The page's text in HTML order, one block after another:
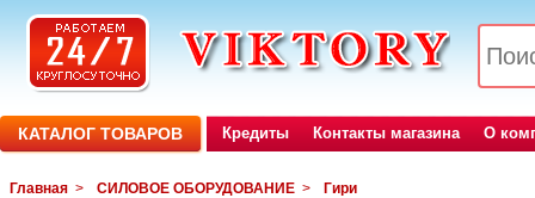
КАТАЛОГ ТОВАРОВ Кредиты Контакты магазина О
Главная > СИЛОВОЕ ОБОРУДОВАНИЕ > Гири